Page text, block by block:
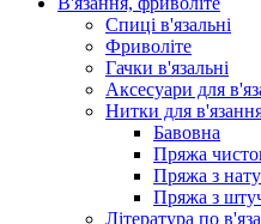
Спиці в'язальні
Фриволіте
Гачки в'язальні
Аксесуари для
Нитки для
Бавовна
Пряжа
Пряжа з
Пряжа з
Література по